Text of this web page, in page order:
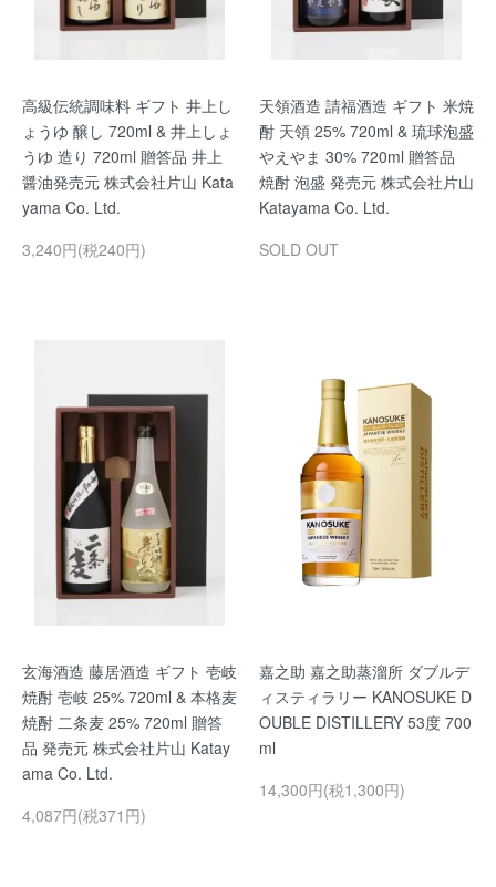
高級伝統調味料 ギフト 井上し
ょうゆ 醸し 720ml & 井上しょ
うゆ 造り 720ml 贈答品 井上
醤油発売元 株式会社片山 Kata
yama Co. Ltd.
3,240円(税240円)
天領酒造 請福酒造 ギフト 米焼
酎 天領 25% 720ml & 琉球泡盛
やえやま 30% 720ml 贈答品
焼酎 泡盛 発売元 株式会社片山
Katayama Co. Ltd.
SOLD OUT
玄海酒造 藤居酒造 ギフト 壱岐
焼酎 壱岐 25% 720ml & 本格麦
焼酎 二条麦 25% 720ml 贈答
品 発売元 株式会社片山 Katay
ama Co. Ltd.
4,087円(税371円)
嘉之助 嘉之助蒸溜所 ダブルデ
ィスティラリー KANOSUKE D
OUBLE DISTILLERY 53度 700
ml
14,300円(税1,300円)